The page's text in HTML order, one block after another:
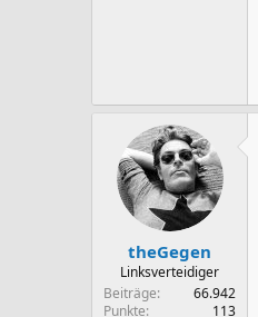
theGegen
Linksverteidiger
Beiträge
66.942
Punkte
113